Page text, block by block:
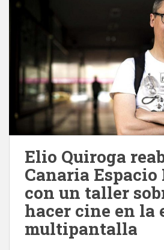
Elio Quiroga
Canaria
con un taller
hacer cine en la
multipantalla